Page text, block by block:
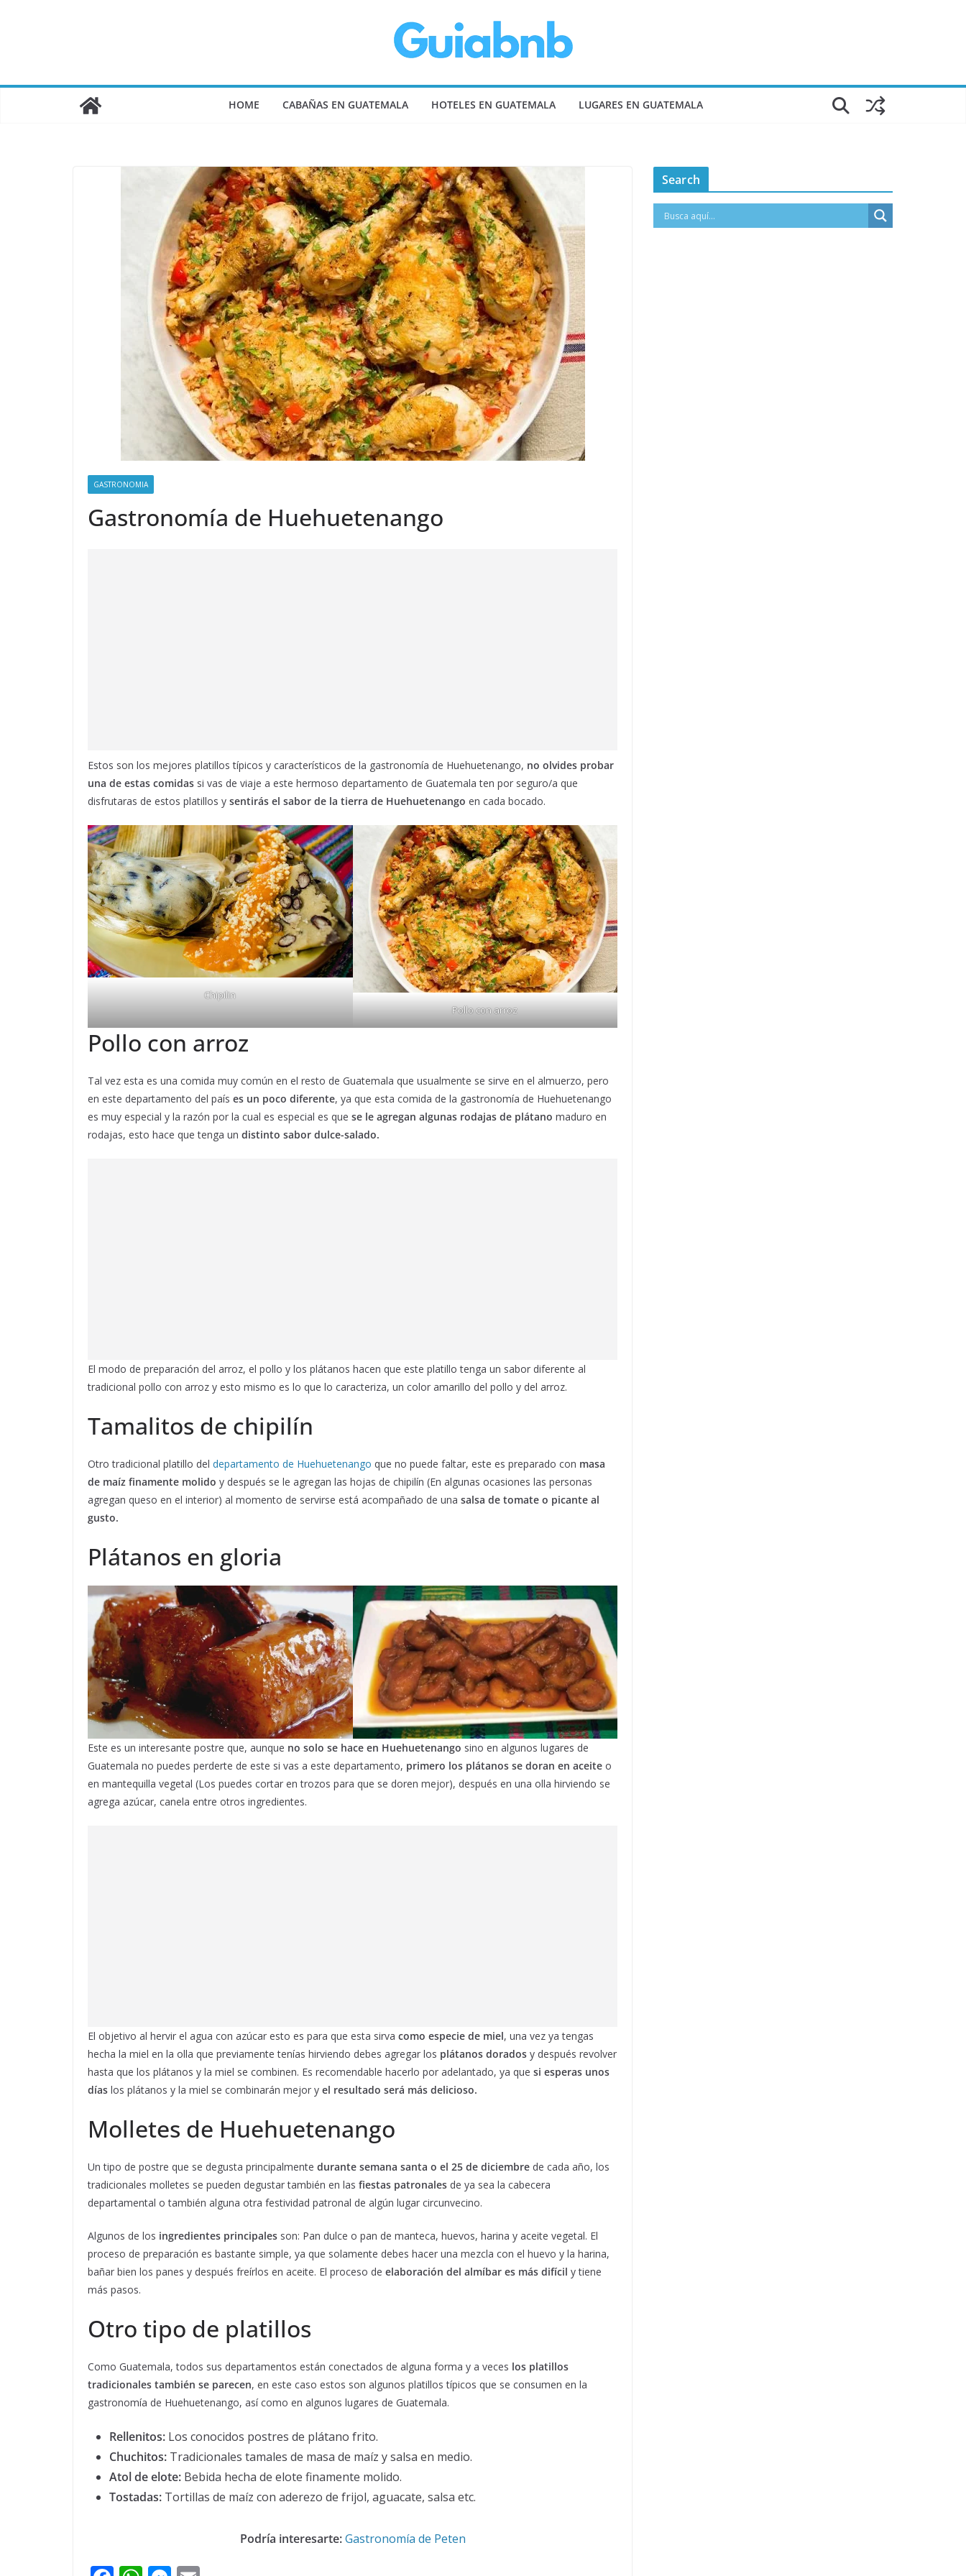
HOME CABAÑAS EN GUATEMALA HOTELES EN GUATEMALA LUGARES EN GUATEMALA
GASTRONOMIA
Gastronomía de Huehuetenango
Estos son los mejores platillos típicos y característicos de la gastronomía de Huehuetenango, no olvides probar
una de estas comidas si vas de viaje a este hermoso departamento de Guatemala ten por seguro/a que
disfrutaras de estos platillos y sentirás el sabor de la tierra de Huehuetenango en cada bocado.
Chipilin
Pollo con arroz
Pollo con arroz
Tal vez esta es una comida muy común en el resto de Guatemala que usualmente se sirve en el almuerzo, pero
en este departamento del país es un poco diferente, ya que esta comida de la gastronomía de Huehuetenango
es muy especial y la razón por la cual es especial es que se le agregan algunas rodajas de plátano maduro en
rodajas, esto hace que tenga un distinto sabor dulce-salado.
El modo de preparación del arroz, el pollo y los plátanos hacen que este platillo tenga un sabor diferente al
tradicional pollo con arroz y esto mismo es lo que lo caracteriza, un color amarillo del pollo y del arroz.
Tamalitos de chipilín
Otro tradicional platillo del departamento de Huehuetenango que no puede faltar, este es preparado con masa
de maíz finamente molido y después se le agregan las hojas de chipilín (En algunas ocasiones las personas
agregan queso en el interior) al momento de servirse está acompañado de una salsa de tomate o picante al
gusto.
Plátanos en gloria
Este es un interesante postre que, aunque no solo se hace en Huehuetenango sino en algunos lugares de
Guatemala no puedes perderte de este si vas a este departamento, primero los plátanos se doran en aceite o
en mantequilla vegetal (Los puedes cortar en trozos para que se doren mejor), después en una olla hirviendo se
agrega azúcar, canela entre otros ingredientes.
El objetivo al hervir el agua con azúcar esto es para que esta sirva como especie de miel, una vez ya tengas
hecha la miel en la olla que previamente tenías hirviendo debes agregar los plátanos dorados y después revolver
hasta que los plátanos y la miel se combinen. Es recomendable hacerlo por adelantado, ya que si esperas unos
días los plátanos y la miel se combinarán mejor y el resultado será más delicioso.
Molletes de Huehuetenango
Un tipo de postre que se degusta principalmente durante semana santa o el 25 de diciembre de cada año, los
tradicionales molletes se pueden degustar también en las fiestas patronales de ya sea la cabecera
departamental o también alguna otra festividad patronal de algún lugar circunvecino.
Algunos de los ingredientes principales son: Pan dulce o pan de manteca, huevos, harina y aceite vegetal. El
proceso de preparación es bastante simple, ya que solamente debes hacer una mezcla con el huevo y la harina,
bañar bien los panes y después freírlos en aceite. El proceso de elaboración del almíbar es más difícil y tiene
más pasos.
Otro tipo de platillos
Como Guatemala, todos sus departamentos están conectados de alguna forma y a veces los platillos
tradicionales también se parecen, en este caso estos son algunos platillos típicos que se consumen en la
gastronomía de Huehuetenango, así como en algunos lugares de Guatemala.
Rellenitos: Los conocidos postres de plátano frito.
Chuchitos: Tradicionales tamales de masa de maíz y salsa en medio.
Atol de elote: Bebida hecha de elote finamente molido.
Tostadas: Tortillas de maíz con aderezo de frijol, aguacate, salsa etc.
Podría interesarte: Gastronomía de Peten
Search